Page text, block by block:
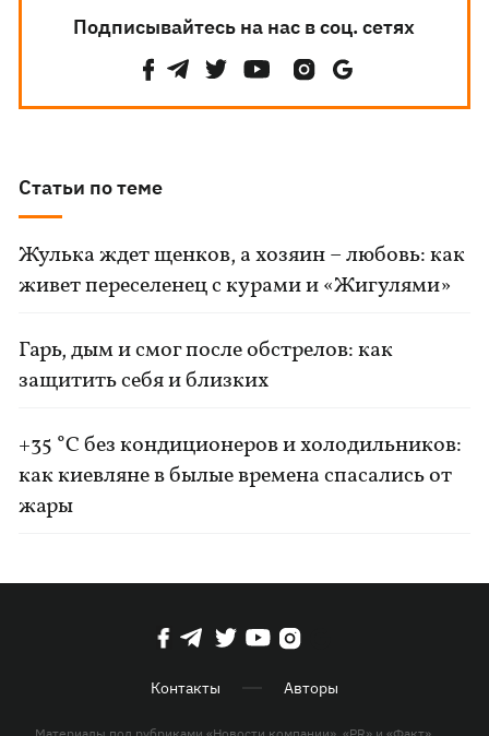
Подписывайтесь на нас в соц. сетях
Статьи по теме
Жулька ждет щенков, а хозяин – любовь: как
живет переселенец с курами и «Жигулями»
Гарь, дым и смог после обстрелов: как
защитить себя и близких
+35 °C без кондиционеров и холодильников:
как киевляне в былые времена спасались от
жары
Контакты Авторы